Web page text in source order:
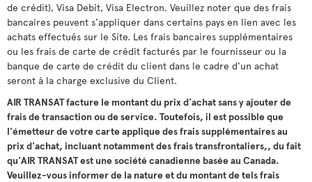
de crédit), Visa Debit, Visa Electron. Veuillez noter que des frais
bancaires peuvent s'appliquer dans certains pays en lien avec les
achats effectués sur le Site. Les frais bancaires supplémentaires
ou les frais de carte de crédit facturés par le fournisseur ou la
banque de carte de crédit du client dans le cadre d'un achat
seront à la charge exclusive du Client.
AIR TRANSAT facture le montant du prix d'achat sans y ajouter de
frais de transaction ou de service. Toutefois, il est possible que
l'émetteur de votre carte applique des frais supplémentaires au
prix d'achat, incluant notamment des frais transfrontaliers,, du fait
qu'AIR TRANSAT est une société canadienne basée au Canada.
Veuillez-vous informer de la nature et du montant de tels frais